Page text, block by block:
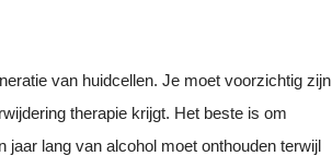
van huidcellen. Je moet voorzichtig zijn
therapie krijgt. Het beste is om
jaar lang van alcohol moet onthouden terwijl